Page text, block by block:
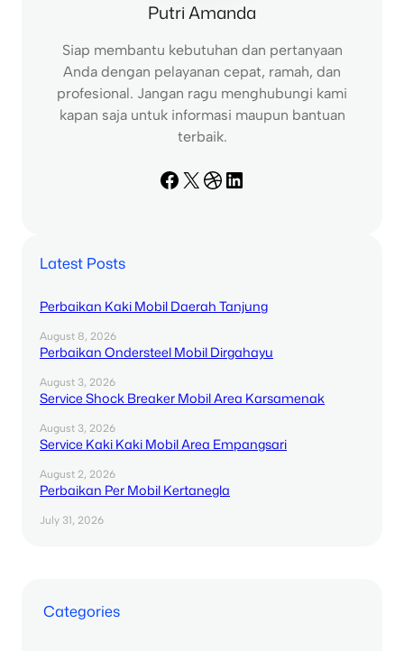
Putri Amanda
Siap membantu kebutuhan dan pertanyaan
Anda dengan pelayanan cepat, ramah, dan
profesional. Jangan ragu menghubungi kami
kapan saja untuk informasi maupun bantuan
terbaik.
Facebook X Dribbble LinkedIn
Latest Posts
Perbaikan Kaki Mobil Daerah Tanjung
August 8, 2026
Perbaikan Ondersteel Mobil Dirgahayu
August 3, 2026
Service Shock Breaker Mobil Area Karsamenak
August 3, 2026
Service Kaki Kaki Mobil Area Empangsari
August 2, 2026
Perbaikan Per Mobil Kertanegla
July 31, 2026
Categories